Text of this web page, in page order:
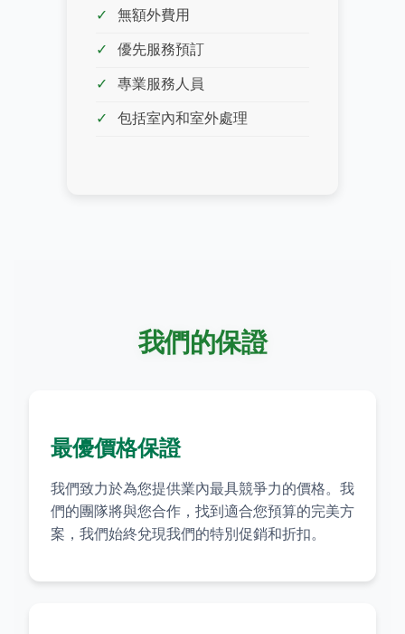
無額外費用
優先服務預訂
專業服務人員
包括室內和室外處理
我們的保證
最優價格保證
我們致力於為您提供業內最具競爭力的價格。我
們的團隊將與您合作，找到適合您預算的完美方
案，我們始終兌現我們的特別促銷和折扣。